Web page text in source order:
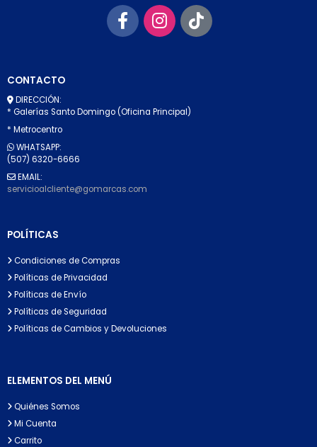
CONTACTO
DIRECCIÓN:
* Galerías Santo Domingo (Oficina Principal)
* Metrocentro
WHATSAPP:
(507) 6320-6666
EMAIL:
servicioalcliente@gomarcas.com
POLÍTICAS
Condiciones de Compras
Políticas de Privacidad
Políticas de Envío
Políticas de Seguridad
Políticas de Cambios y Devoluciones
ELEMENTOS DEL MENÚ
Quiénes Somos
Mi Cuenta
Carrito